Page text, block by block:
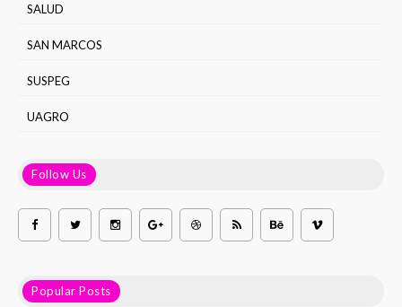
SALUD
SAN MARCOS
SUSPEG
UAGRO
Follow Us
Popular Posts